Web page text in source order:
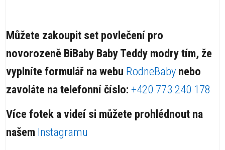
Můžete zakoupit set povlečení pro
novorozeně BiBaby Baby Teddy modry tím, že
vyplníte formulář na webu RodneBaby nebo
zavoláte na telefonní číslo: +420 773 240 178
Více fotek a videí si můžete prohlédnout na
našem Instagramu